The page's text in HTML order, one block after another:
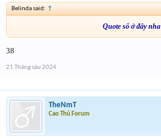
Belinda said: ↑
Quote số ở đây nha
38
21 Tháng sáu 2024
TheNmT
Cao Thủ Forum